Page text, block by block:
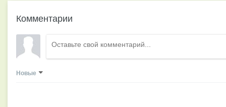
Комментарии
Новые